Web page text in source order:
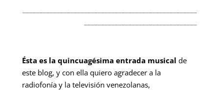
Ésta es la quincuagésima entrada musical de
este blog, y con ella quiero agradecer a la
radiofonía y la televisión venezolanas,